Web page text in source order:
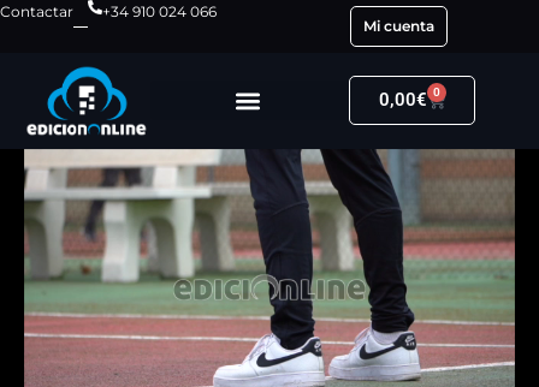
Ir
contenido
Contactar
+34 910 024 066
Mi cuenta
0,00€ 0
Carrito
a
cámara
lenta
con
zapatillas
Air
blancas
corriendo